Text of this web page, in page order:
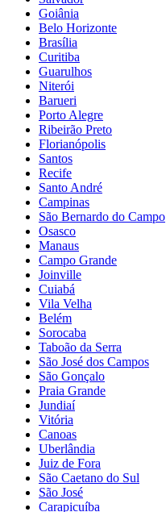
Goiânia
Belo Horizonte
Brasília
Curitiba
Guarulhos
Niterói
Barueri
Porto Alegre
Ribeirão Preto
Florianópolis
Santos
Recife
Santo André
Campinas
São Bernardo do Campo
Osasco
Manaus
Campo Grande
Joinville
Cuiabá
Vila Velha
Belém
Sorocaba
Taboão da Serra
São José dos Campos
São Gonçalo
Praia Grande
Jundiaí
Vitória
Canoas
Uberlândia
Juiz de Fora
São Caetano do Sul
São José
Carapicuíba